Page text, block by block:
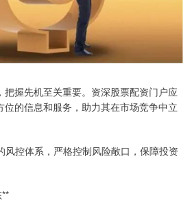
握先机至关重要。资深股票配资门户应
的信息和服务，助力其在市场竞争中立
风控体系，严格控制风险敞口，保障投资